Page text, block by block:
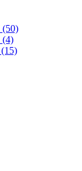
(50)
(4)
(15)